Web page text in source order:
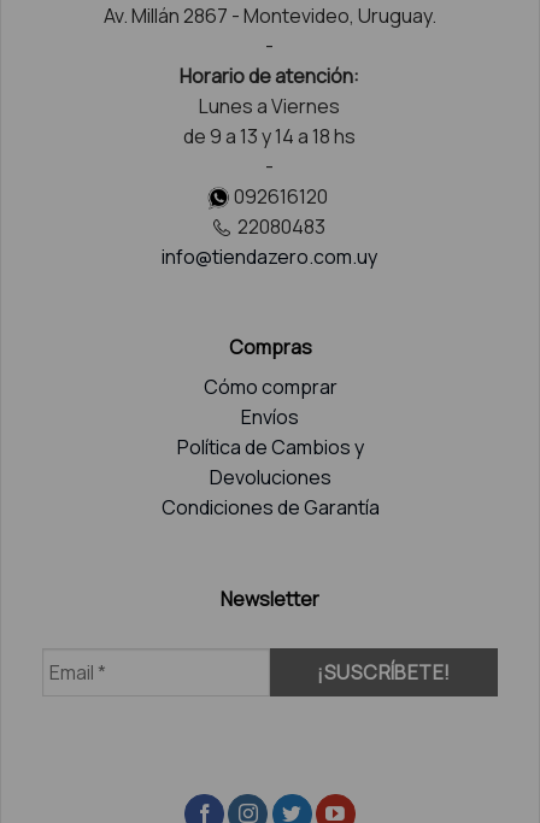
Av. Millán 2867 - Montevideo, Uruguay.
-
Horario de atención:
Lunes a Viernes
de 9 a 13 y 14 a 18 hs
-
092616120
22080483
info@tiendazero.com.uy
Compras
Cómo comprar
Envíos
Política de Cambios y
Devoluciones
Condiciones de Garantía
Newsletter